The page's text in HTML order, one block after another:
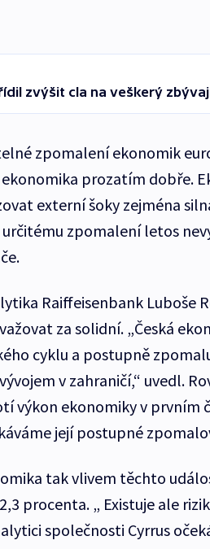
zvýšit cla na veškerý
zpomalení ekonomik
ekonomika prozatím dobře.
externí šoky zejména
zpomalení letos
Raiffeisenbank Luboše
za solidní. „Česká
cyklu a postupně
v zahraničí,“ uvedl.
výkon ekonomiky v prvním
její postupné
tak vlivem těchto
procenta. „ Existuje ale
společnosti Cyrrus